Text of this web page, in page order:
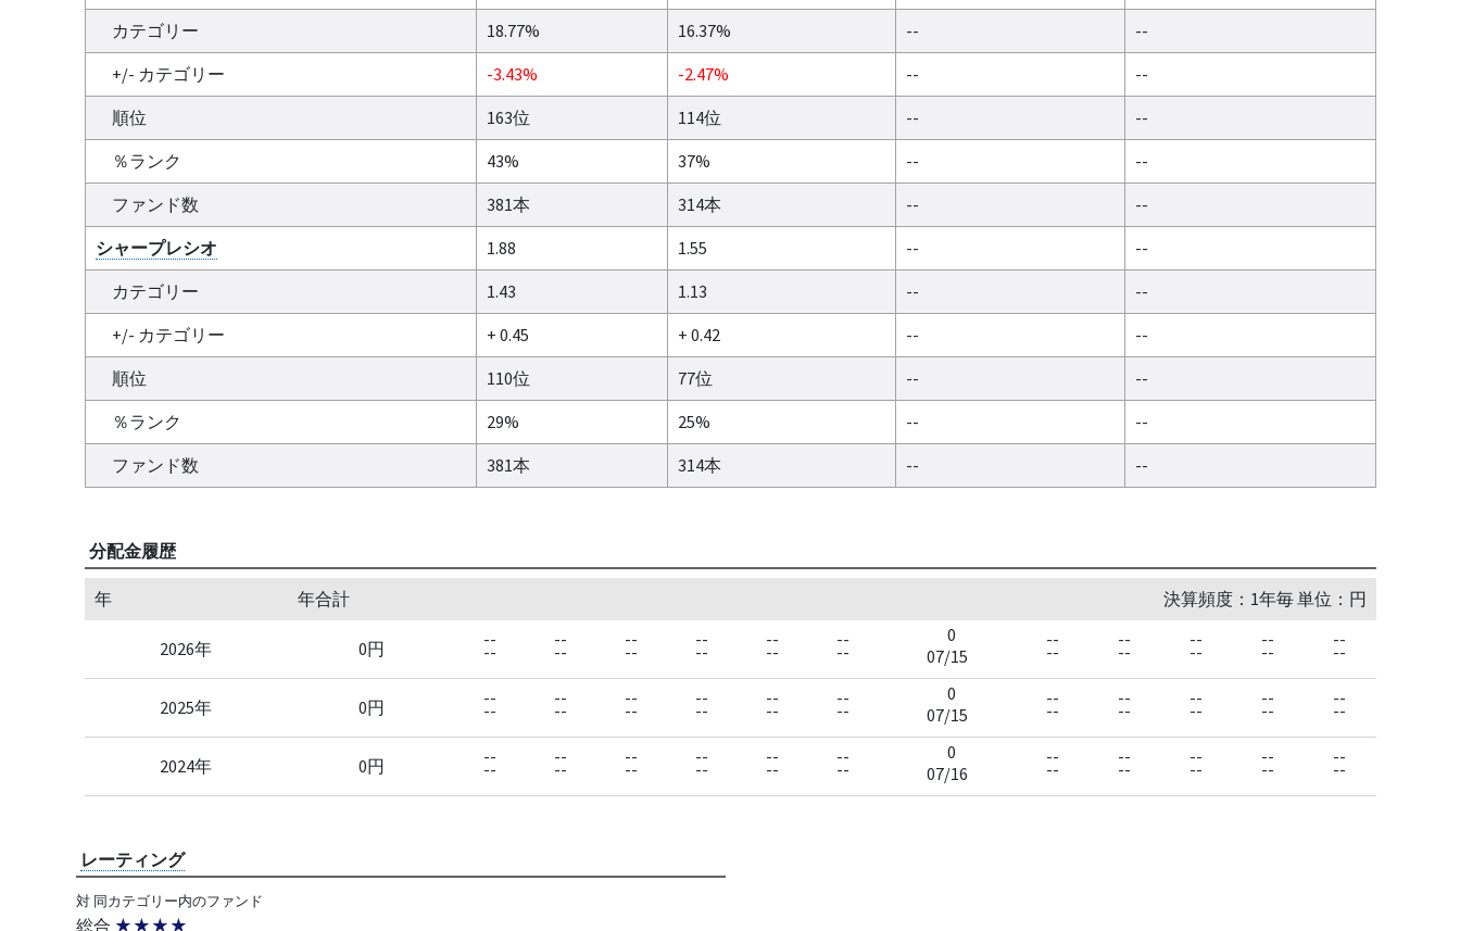
カテゴリー
18.77% 16.37% --
--
+/- カテゴリー
-3.43% -2.47% --
--
順位
163位 114位 --
--
％ランク
43% 37% --
--
ファンド数
381本 314本 --
--
シャープレシオ
1.88 1.55 --
--
カテゴリー
1.43 1.13 --
--
+/- カテゴリー
+ 0.45 + 0.42 --
--
順位
110位 77位 --
--
％ランク
29% 25% --
--
ファンド数
381本 314本 -- --
分配金履歴
年 年合計 決算頻度：1年毎 単位：円
2026年 0円 --
--
--
--
--
--
--
--
--
--
--
--
0
07/15
--
--
--
--
--
--
--
--
--
--
2025年 0円 --
--
--
--
--
--
--
--
--
--
--
--
0
07/15
--
--
--
--
--
--
--
--
--
--
2024年 0円 --
--
--
--
--
--
--
--
--
--
--
--
0
07/16
--
--
--
--
--
--
--
--
--
--
レーティング
対 同カテゴリー内のファンド
総合 ★★★★